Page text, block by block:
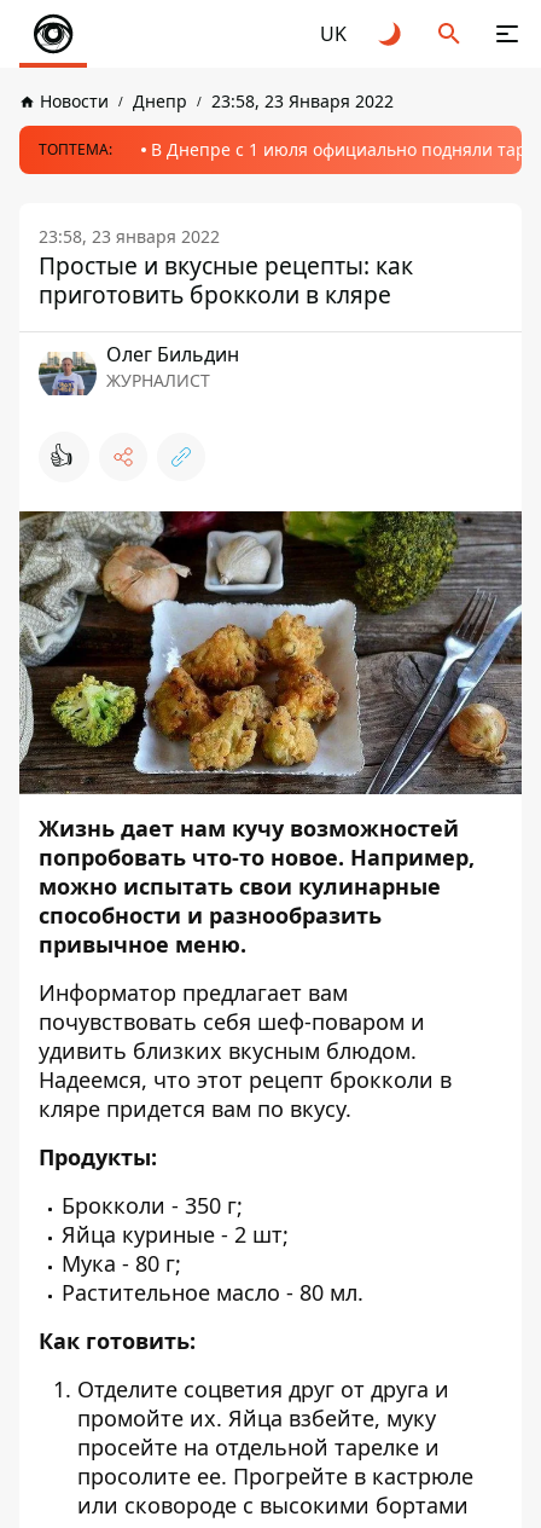
UK
Новости Днепр 23:58, 23 Января 2022
ТОПТЕМА: В Днепре с 1 июля официально подняли
23:58, 23 января 2022
Простые и вкусные рецепты: как
приготовить брокколи в кляре
Олег Бильдин
ЖУРНАЛИСТ
👍
Жизнь дает нам кучу возможностей
попробовать что-то новое. Например,
можно испытать свои кулинарные
способности и разнообразить
привычное меню.
Информатор предлагает вам
почувствовать себя шеф-поваром и
удивить близких вкусным блюдом.
Надеемся, что этот рецепт брокколи в
кляре придется вам по вкусу.
Продукты:
Брокколи - 350 г;
Яйца куриные - 2 шт;
Мука - 80 г;
Растительное масло - 80 мл.
Как готовить:
Отделите соцветия друг от друга и
промойте их. Яйца взбейте, муку
просейте на отдельной тарелке и
просолите ее. Прогрейте в кастрюле
или сковороде с высокими бортами